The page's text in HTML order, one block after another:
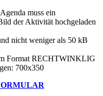
muss ein
der Aktivität hochgeladen
nicht weniger als 50 kB
Format RECHTWINKLIG
700x350